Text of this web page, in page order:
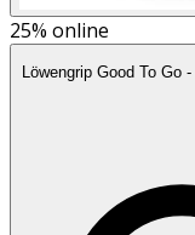
25% online
Löwengrip Good To Go